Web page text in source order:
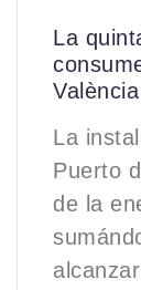
La
La
Puerto
de la